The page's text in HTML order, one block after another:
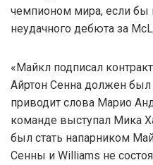
чемпионом мира, если бы
неудачного дебюта за
«Майкл подписал
Айртон Сенна должен был
приводит слова Марио
команде выступал Мика
был стать напарником
Сенны и Williams не